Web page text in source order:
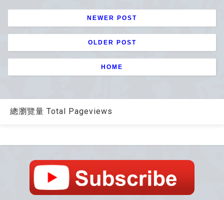
NEWER POST
OLDER POST
HOME
總瀏覽量 Total Pageviews